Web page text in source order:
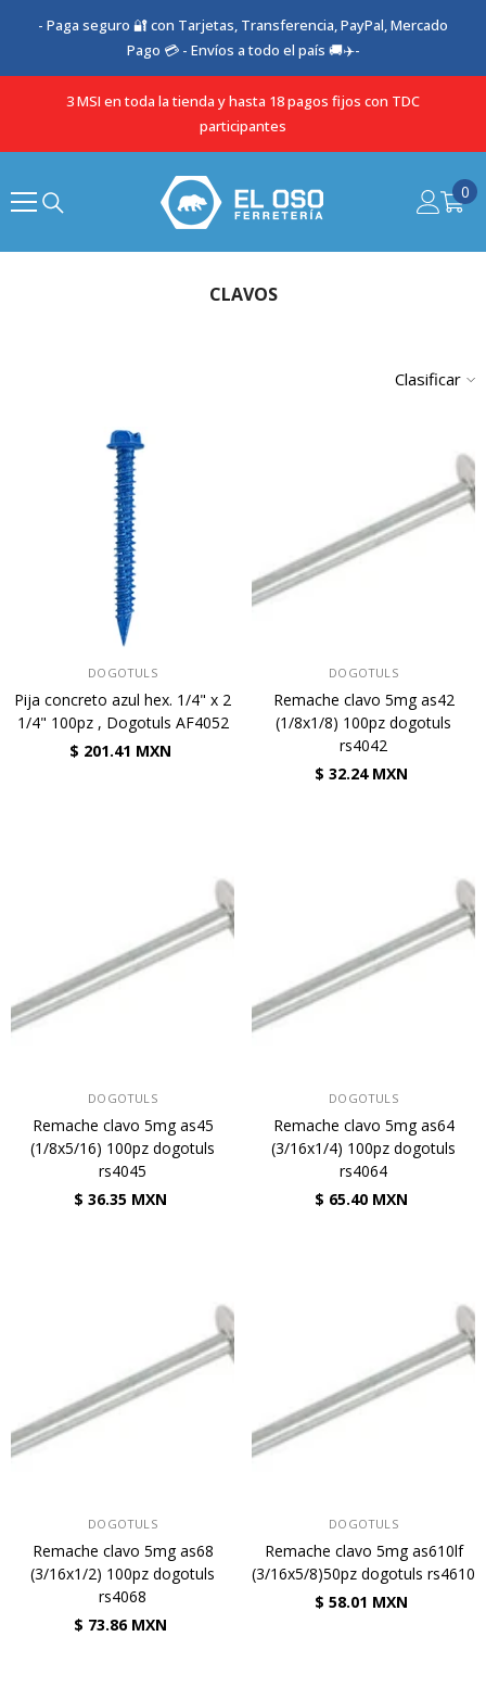
SALTAR AL CONTENIDO
- Paga seguro 🔐 con Tarjetas, Transferencia, PayPal, Mercado
Pago 💳 - Envíos a todo el país 🚚✈️-
3 MSI en toda la tienda y hasta 18 pagos fijos con TDC
participantes
0
0
CLAVOS
Clasificar
DOGOTULS
Pija concreto azul hex. 1/4" x 2
1/4" 100pz , Dogotuls AF4052
$ 201.41 MXN
DOGOTULS
Remache clavo 5mg as42
(1/8x1/8) 100pz dogotuls
rs4042
$ 32.24 MXN
DOGOTULS
Remache clavo 5mg as45
(1/8x5/16) 100pz dogotuls
rs4045
$ 36.35 MXN
DOGOTULS
Remache clavo 5mg as64
(3/16x1/4) 100pz dogotuls
rs4064
$ 65.40 MXN
DOGOTULS
Remache clavo 5mg as68
(3/16x1/2) 100pz dogotuls
rs4068
$ 73.86 MXN
DOGOTULS
Remache clavo 5mg as610lf
(3/16x5/8)50pz dogotuls rs4610
$ 58.01 MXN